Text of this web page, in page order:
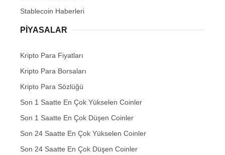
Stablecoin Haberleri
PIYASALAR
Kripto Para Fiyatları
Kripto Para Borsaları
Kripto Para Sözlüğü
Son 1 Saatte En Çok Yükselen Coinler
Son 1 Saatte En Çok Düşen Coinler
Son 24 Saatte En Çok Yükselen Coinler
Son 24 Saatte En Çok Düşen Coinler